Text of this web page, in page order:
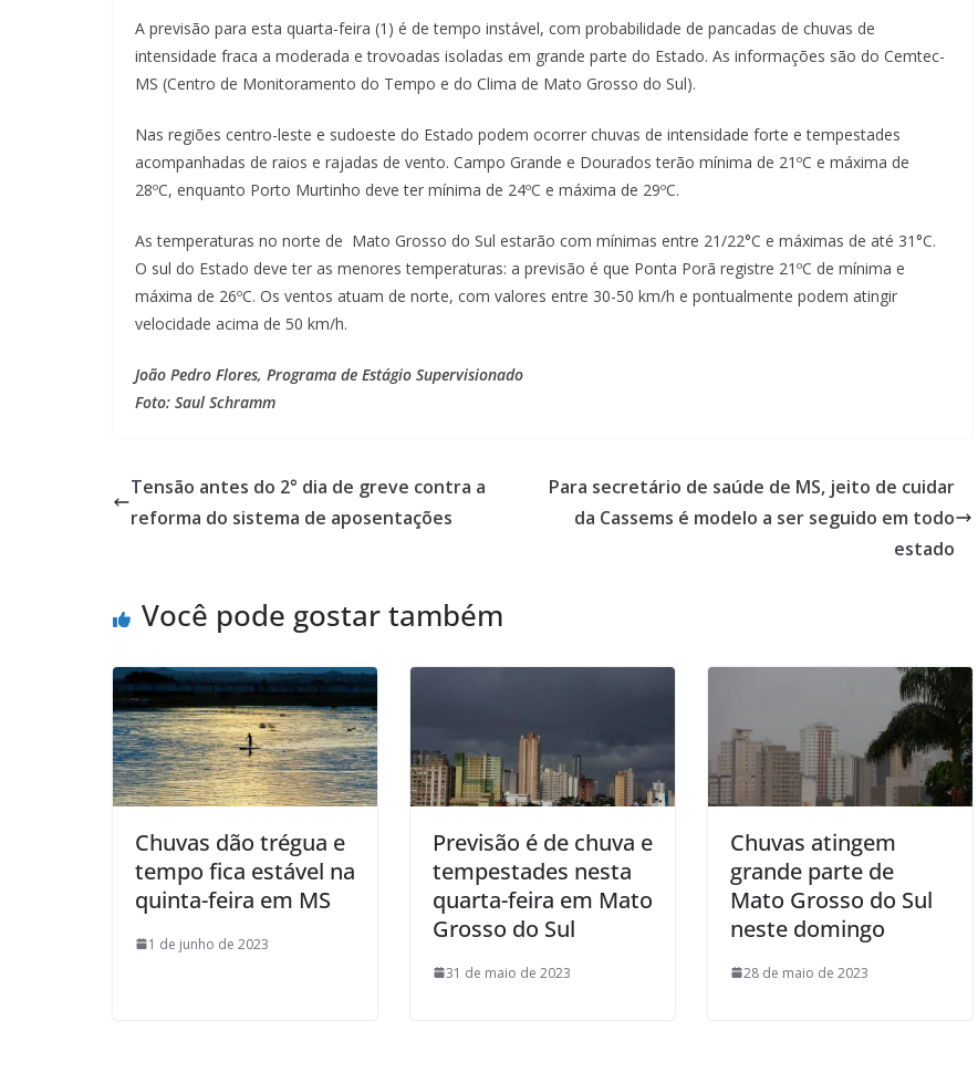
A previsão para esta quarta-feira (1) é de tempo instável, com probabilidade de pancadas de chuvas de
intensidade fraca a moderada e trovoadas isoladas em grande parte do Estado. As informações são do Cemtec-
MS (Centro de Monitoramento do Tempo e do Clima de Mato Grosso do Sul).
Nas regiões centro-leste e sudoeste do Estado podem ocorrer chuvas de intensidade forte e tempestades
acompanhadas de raios e rajadas de vento. Campo Grande e Dourados terão mínima de 21ºC e máxima de
28ºC, enquanto Porto Murtinho deve ter mínima de 24ºC e máxima de 29ºC.
As temperaturas no norte de Mato Grosso do Sul estarão com mínimas entre 21/22°C e máximas de até 31°C.
O sul do Estado deve ter as menores temperaturas: a previsão é que Ponta Porã registre 21ºC de mínima e
máxima de 26ºC. Os ventos atuam de norte, com valores entre 30-50 km/h e pontualmente podem atingir
velocidade acima de 50 km/h.
João Pedro Flores, Programa de Estágio Supervisionado
Foto: Saul Schramm
Tensão antes do 2° dia de greve contra a
reforma do sistema de aposentações
Para secretário de saúde de MS, jeito de cuidar
da Cassems é modelo a ser seguido em todo
estado
Você pode gostar também
Chuvas dão trégua e
tempo fica estável na
quinta-feira em MS
1 de junho de 2023
Previsão é de chuva e
tempestades nesta
quarta-feira em Mato
Grosso do Sul
31 de maio de 2023
Chuvas atingem
grande parte de
Mato Grosso do Sul
neste domingo
28 de maio de 2023